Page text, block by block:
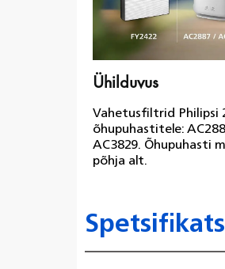
Ühilduvus
Vahetusfiltrid Philipsi
õhupuhastitele:
AC3829. Õhupuhasti
põhja alt.